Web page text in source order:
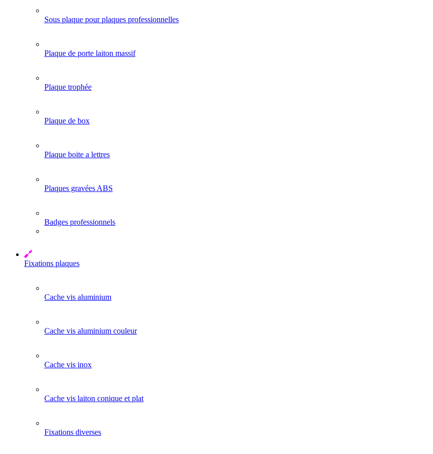
Sous plaque pour plaques professionnelles
Plaque de porte laiton massif
Plaque trophée
Plaque de box
Plaque boite a lettres
Plaques gravées ABS
Badges professionnels
Fixations plaques
Cache vis aluminium
Cache vis aluminium couleur
Cache vis inox
Cache vis laiton conique et plat
Fixations diverses